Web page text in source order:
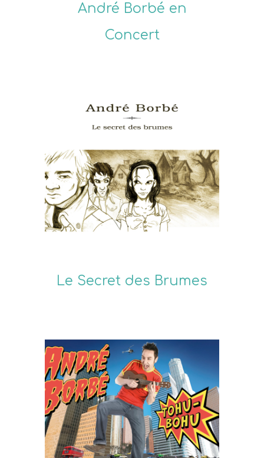
André Borbé en
Concert
Le Secret des Brumes